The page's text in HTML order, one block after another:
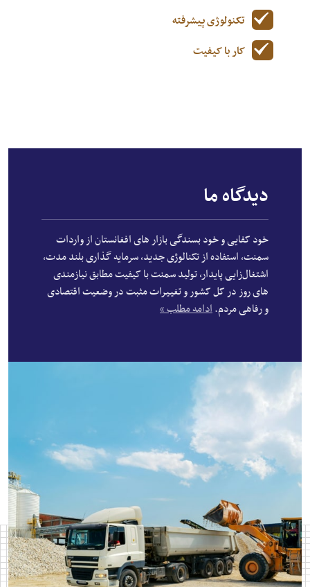
تکنولوژی پیشرفته
کار با کیفیت
دیدگاه ما
خود کفایی و خود بسندگی بازار های افغانستان از واردات
سمنت، استفاده از تکنالوژی جدید، سرمایه گذاری بلند مدت،
اشتغال‌زایی پایدار، تولید سمنت با کیفیت مطابق نیازمندی
های روز در کل کشور و تغییرات مثبت در وضعیت اقتصادی
و رفاهی مردم.ادامه مطلب »